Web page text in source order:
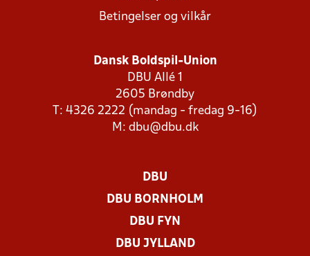
Betingelser og vilkår
Dansk Boldspil-Union
DBU Allé 1
2605 Brøndby
T: 4326 2222 (mandag - fredag 9-16)
M: dbu@dbu.dk
DBU
DBU BORNHOLM
DBU FYN
DBU JYLLAND